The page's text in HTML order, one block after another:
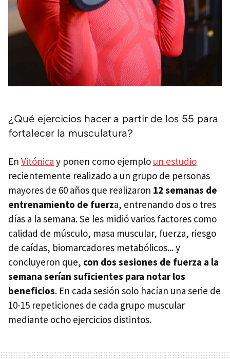
¿Qué ejercicios hacer a partir de los 55 para
fortalecer la musculatura?
En Vitónica y ponen como ejemplo un estudio
recientemente realizado a un grupo de personas
mayores de 60 años que realizaron 12 semanas de
entrenamiento de fuerza, entrenando dos o tres
días a la semana. Se les midió varios factores como
calidad de músculo, masa muscular, fuerza, riesgo
de caídas, biomarcadores metabólicos... y
concluyeron que, con dos sesiones de fuerza a la
semana serían suficientes para notar los
beneficios. En cada sesión solo hacían una serie de
10-15 repeticiones de cada grupo muscular
mediante ocho ejercicios distintos.